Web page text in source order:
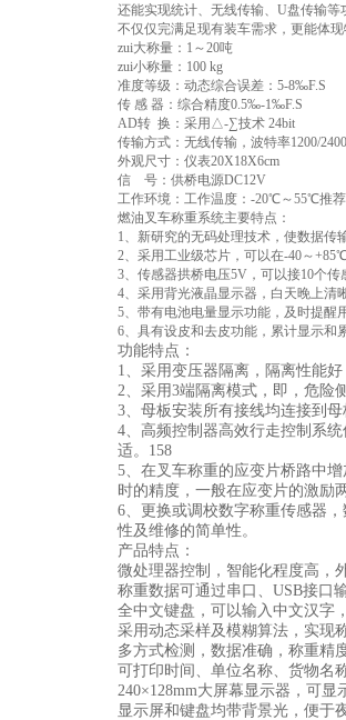
还能实现统计、无线传输、U盘传输等
不仅仅完满足现有装车需求，更能体
zui大称量：1～20吨
zui小称量：100 kg
准度等级：动态综合误差：5-8‰F.S
传 感 器：综合精度0.5‰-1‰F.S
AD转 换：采用△-∑技术 24bit
传输方式：无线传输，波特率1200/
外观尺寸：仪表20X18X6cm
信 号：供桥电源DC12V
工作环境：工作温度：-20℃～55℃推荐
燃油叉车称重系统主要特点：
1、新研究的无码处理技术，使数据传
2、采用工业级芯片，可以在-40～
3、传感器拱桥电压5V，可以接10个传
4、采用背光液晶显示器，白天晚上清
5、带有电池电量显示功能，及时提醒
6、具有设皮和去皮功能，累计显示和
功能特点：
1、采用变压器隔离，隔离性能
2、采用3端隔离模式，即，危险
3、母板安装所有接线均连接到
4、高频控制器高效行走控制系
适。158
5、在叉车称重的应变片桥路中
时的精度，一般在应变片的激励
6、更换或调校数字称重传感器
性及维修的简单性。
产品特点：
微处理器控制，智能化程度高，
称重数据可通过串口、USB接口
全中文键盘，可以输入中文汉字
采用动态采样及模糊算法，实现
多方式检测，数据准确，称重精
可打印时间、单位名称、货物名
240×128mm大屏幕显示器，可显
显示屏和键盘均带背景光，便于